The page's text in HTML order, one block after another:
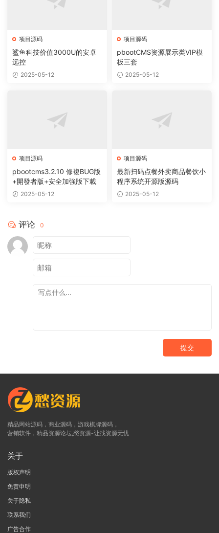
项目源码
鲨鱼科技价值3000U的安卓
远控
2025-05-12
项目源码
pbootCMS资源展示类VIP模
板三套
2025-05-12
项目源码
pbootcms3.2.10 修複BUG版
+開發者版+安全加強版下載
2025-05-12
项目源码
最新扫码点餐外卖商品餐饮小
程序系统开源版源码
2025-05-12
评论 0
提交
精品网站源码，商业源码，游戏棋牌源码，
营销软件，精品资源论坛,愁资源-让找资源无忧
关于
版权声明
免责申明
关于隐私
联系我们
广告合作